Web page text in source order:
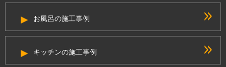
お風呂の施工事例
キッチンの施工事例